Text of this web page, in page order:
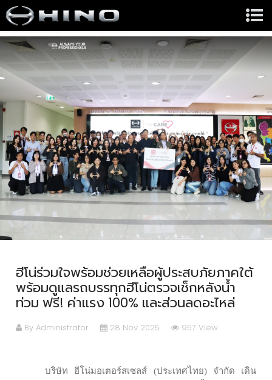
ฮีโน่ร่วมใจพร้อมช่วยเหลือผู้ประสบภัยภาคใต้
พร้อมดูแลรถบรรทุกฮีโน่ตรวจเช็กหลังน้ำ
ท่วม ฟรี! ค่าแรง 100% และส่วนลดอะไหล่
By Administrator 28 Nov 2025 957 View
บริษัท ฮีโน่มอเตอร์สเซลส์ (ประเทศไทย) จำกัด เดิน